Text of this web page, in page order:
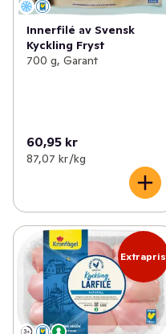
Innerfilé av Svensk
Kyckling Fryst
700 g, Garant
60,95 kr
87,07 kr /kg
Extrapris